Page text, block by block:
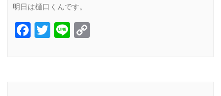
明日は樋口くんです。
Facebook
Twitter
Line